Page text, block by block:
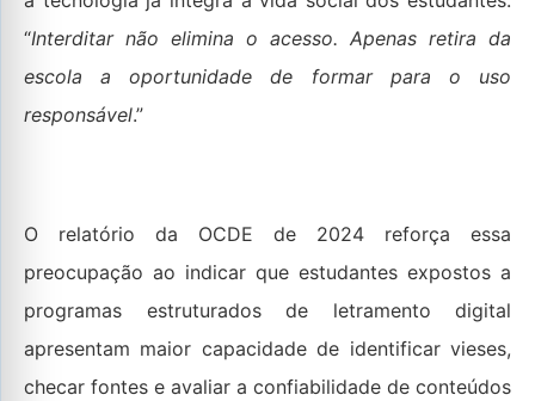
“Interditar não elimina o acesso. Apenas retira da
escola a oportunidade de formar para o uso
responsável.”
O relatório da OCDE de 2024 reforça essa
preocupação ao indicar que estudantes expostos a
programas estruturados de letramento digital
apresentam maior capacidade de identificar vieses,
checar fontes e avaliar a confiabilidade de conteúdos